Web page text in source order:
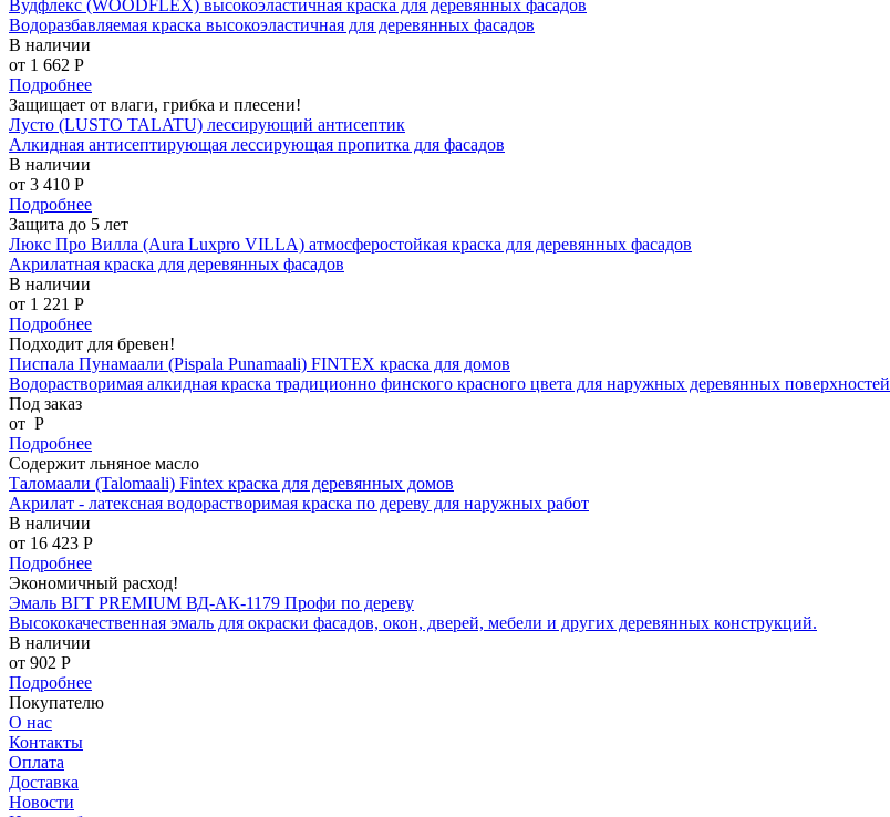
Вудфлекс (WOODFLEX) высокоэластичная краска для деревянных фасадов
Водоразбавляемая краска высокоэластичная для деревянных фасадов
В наличии
от 1 662 P
Подробнее
Защищает от влаги, грибка и плесени!
Лусто (LUSTO TALATU) лессирующий антисептик
Алкидная антисептирующая лессирующая пропитка для фасадов
В наличии
от 3 410 P
Подробнее
Защита до 5 лет
Люкс Про Вилла (Aura Luxpro VILLA) атмосферостойкая краска для деревянных фасадов
Акрилатная краска для деревянных фасадов
В наличии
от 1 221 P
Подробнее
Подходит для бревен!
Писпала Пунамаали (Pispala Punamaali) FINTEX краска для домов
Водорастворимая алкидная краска традиционно финского красного цвета для наружных деревянных поверхностей
Под заказ
от P
Подробнее
Содержит льняное масло
Таломаали (Talomaali) Fintex краска для деревянных домов
Акрилат - латексная водорастворимая краска по дереву для наружных работ
В наличии
от 16 423 P
Подробнее
Экономичный расход!
Эмаль ВГТ PREMIUM ВД-АК-1179 Профи по дереву
Высококачественная эмаль для окраски фасадов, окон, дверей, мебели и других деревянных конструкций.
В наличии
от 902 P
Подробнее
Покупателю
О нас
Контакты
Оплата
Доставка
Новости